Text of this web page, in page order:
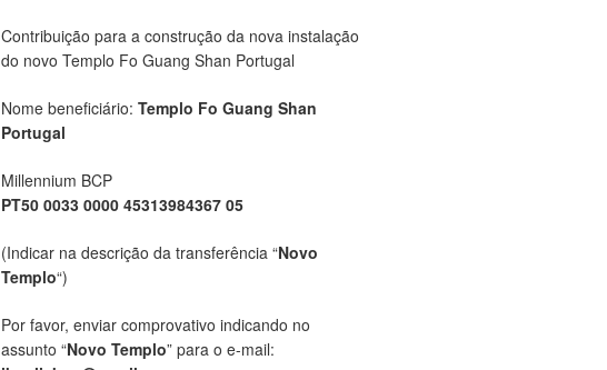
Contribuição para a construção da nova instalação
do novo Templo Fo Guang Shan Portugal
Nome beneficiário: Templo Fo Guang Shan
Portugal
Millennium BCP
PT50 0033 0000 45313984367 05
(Indicar na descrição da transferência “Novo
Templo“)
Por favor, enviar comprovativo indicando no
assunto “Novo Templo” para o e-mail: